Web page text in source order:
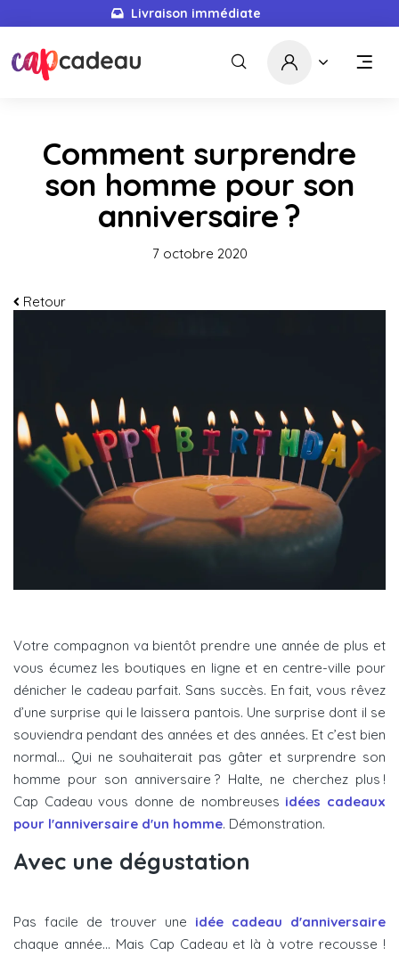
Livraison immédiate
Comment surprendre
son homme pour son
anniversaire ?
7 octobre 2020
Retour
Votre compagnon va bientôt prendre une année de plus et
vous écumez les boutiques en ligne et en centre-ville pour
dénicher le cadeau parfait. Sans succès. En fait, vous rêvez
d’une surprise qui le laissera pantois. Une surprise dont il se
souviendra pendant des années et des années. Et c’est bien
normal… Qui ne souhaiterait pas gâter et surprendre son
homme pour son anniversaire ? Halte, ne cherchez plus !
Cap Cadeau vous donne de nombreuses idées cadeaux
pour l'anniversaire d'un homme. Démonstration.
Avec une dégustation
Pas facile de trouver une idée cadeau d'anniversaire
chaque année... Mais Cap Cadeau et là à votre recousse !